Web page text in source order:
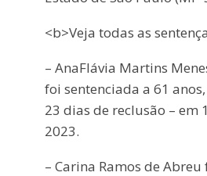
<b>Veja todas as
– AnaFlávia Martins
foi sentenciada a 61
23 dias de reclusão – em
2023.
– Carina Ramos de